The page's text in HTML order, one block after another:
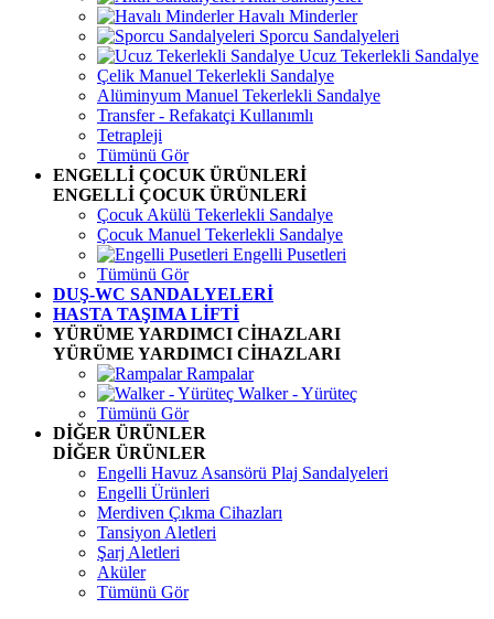
Havalı Minderler
Sporcu Sandalyeleri
Ucuz Tekerlekli Sandalye
Çelik Manuel Tekerlekli Sandalye
Alüminyum Manuel Tekerlekli Sandalye
Transfer - Refakatçi Kullanımlı
Tetrapleji
Tümünü Gör
ENGELLİ ÇOCUK ÜRÜNLERİ
ENGELLİ ÇOCUK ÜRÜNLERİ
Çocuk Akülü Tekerlekli Sandalye
Çocuk Manuel Tekerlekli Sandalye
Engelli Pusetleri
Tümünü Gör
DUŞ-WC SANDALYELERİ
HASTA TAŞIMA LİFTİ
YÜRÜME YARDIMCI CİHAZLARI
YÜRÜME YARDIMCI CİHAZLARI
Rampalar
Walker - Yürüteç
Tümünü Gör
DİĞER ÜRÜNLER
DİĞER ÜRÜNLER
Engelli Havuz Asansörü Plaj Sandalyeleri
Engelli Ürünleri
Merdiven Çıkma Cihazları
Tansiyon Aletleri
Şarj Aletleri
Aküler
Tümünü Gör